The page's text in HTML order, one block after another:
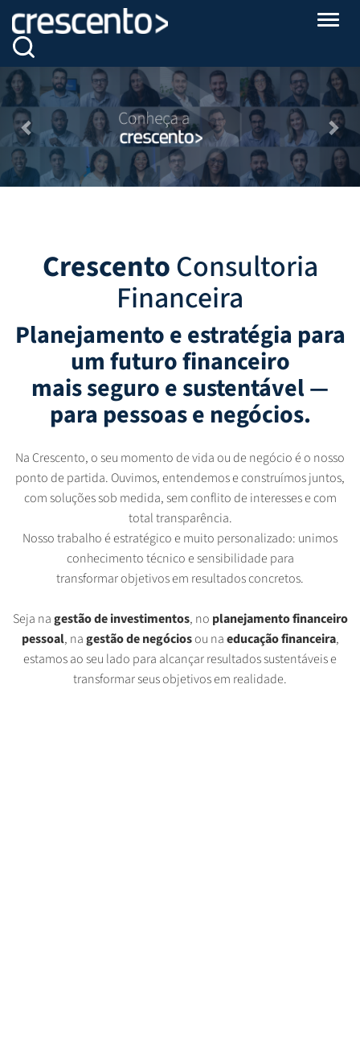
Previous
CrescentoConsultoria
Financeira
Planejamento e estratégia para
um futuro financeiro
mais seguro e sustentável —
para pessoas e negócios.
Na Crescento, o seu momento de vida ou de negócio é o nosso
ponto de partida. Ouvimos, entendemos e construímos juntos,
com soluções sob medida, sem conflito de interesses e com
total transparência.
Nosso trabalho é estratégico e muito personalizado: unimos
conhecimento técnico e sensibilidade para
transformar objetivos em resultados concretos.
Seja nagestão de investimentos, no planejamento financeiro
pessoal, nagestão de negóciosou naeducação financeira,
estamos ao seu lado para alcançar resultados sustentáveis e
transformar seus objetivos em realidade.